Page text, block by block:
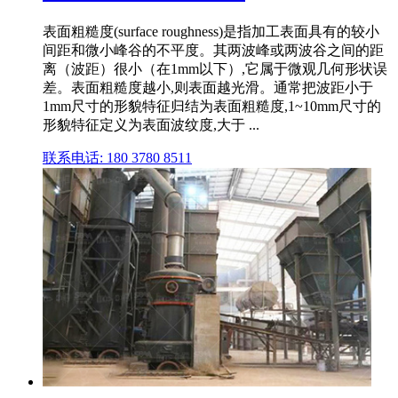
表面粗糙度(surface roughness)是指加工表面具有的较小
间距和微小峰谷的不平度。其两波峰或两波谷之间的距
离（波距）很小（在1mm以下）,它属于微观几何形状误
差。表面粗糙度越小,则表面越光滑。通常把波距小于
1mm尺寸的形貌特征归结为表面粗糙度,1~10mm尺寸的
形貌特征定义为表面波纹度,大于 ...
联系电话: 180 3780 8511